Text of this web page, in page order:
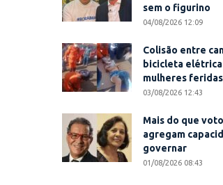
sem o figurino
04/08/2026 12:09
Colisão entre
bicicleta
mulheres
03/08/2026 12:43
Mais do que
agregam
governar
01/08/2026 08:43